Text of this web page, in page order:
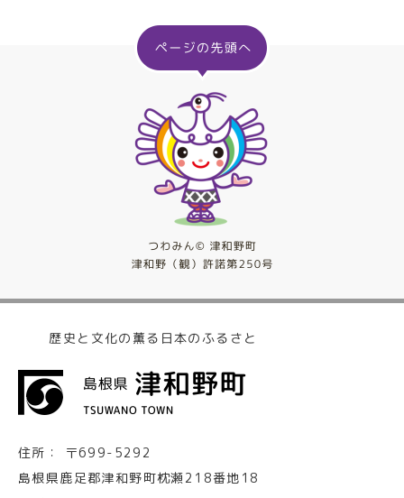
歴史と文化の薫る日本のふるさと
住所：
〒699-5292
島根県鹿足郡津和野町枕瀬218番地18